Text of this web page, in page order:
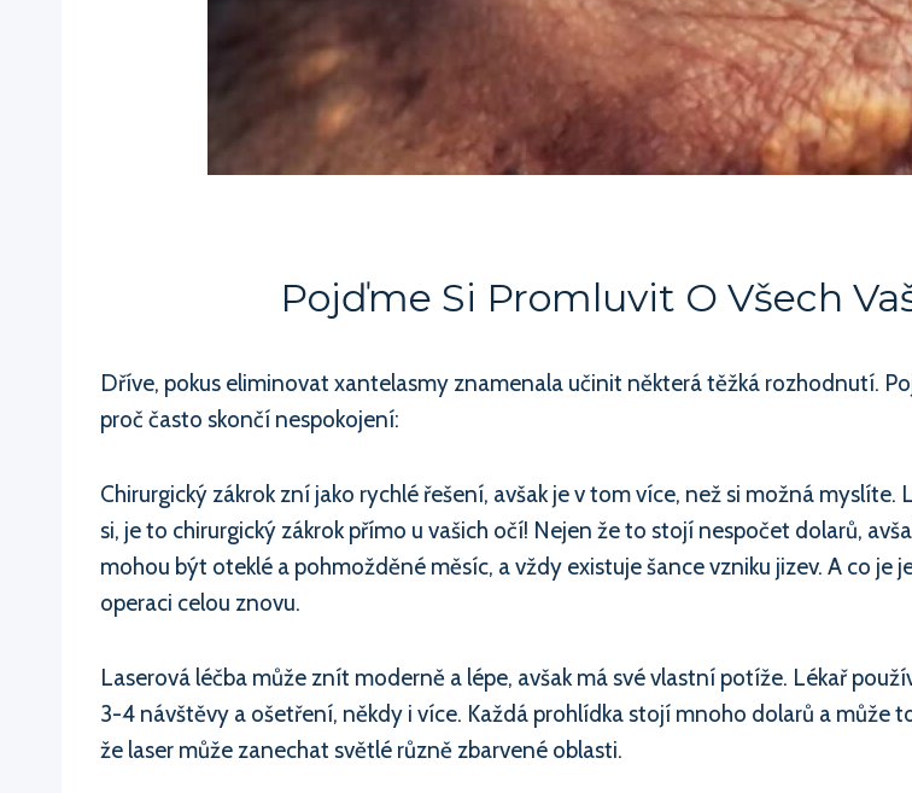
Pojďme Si Promluvit O Všech
Dříve, pokus eliminovat xantelasmy znamenala učinit některá těžká rozhodnutí.
proč často skončí nespokojení:
Chirurgický zákrok zní jako rychlé řešení, avšak je v tom více, než si možná
si, je to chirurgický zákrok přímo u vašich očí! Nejen že to stojí nespočet dolarů,
mohou být oteklé a pohmožděné měsíc, a vždy existuje šance vzniku jizev. A co
operaci celou znovu.
Laserová léčba může znít moderně a lépe, avšak má své vlastní potíže. Lékař
3-4 návštěvy a ošetření, někdy i více. Každá prohlídka stojí mnoho dolarů a může
že laser může zanechat světlé různě zbarvené oblasti.